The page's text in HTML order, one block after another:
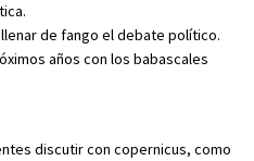
de fango el debate político.
años con los babascales
discutir con copernicus, como